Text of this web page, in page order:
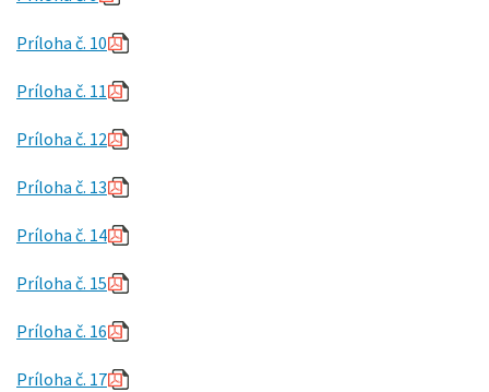
Príloha č. 10
Príloha č. 11
Príloha č. 12
Príloha č. 13
Príloha č. 14
Príloha č. 15
Príloha č. 16
Príloha č. 17